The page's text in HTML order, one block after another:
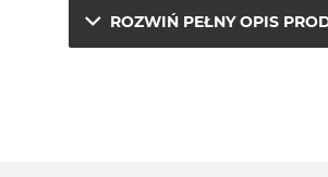
ROZWIŃ PEŁNY OPIS